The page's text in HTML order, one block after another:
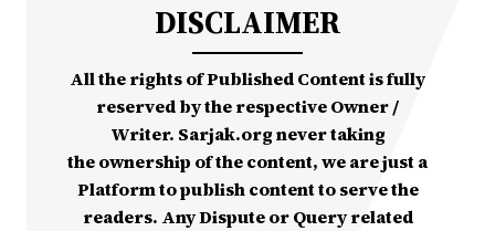
DISCLAIMER
All the rights of Published Content is fully
reserved by the respective Owner /
Writer. Sarjak.org never taking
the ownership of the content, we are just a
Platform to publish content to serve the
readers. Any Dispute or Query related